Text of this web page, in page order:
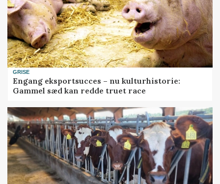
GRISE
Engang eksportsucces – nu kulturhistorie:
Gammel sæd kan redde truet race